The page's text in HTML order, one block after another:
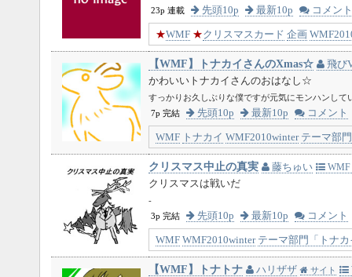
23p 連載
先頭10p 最新10p コメント
★WMF ★クリスマスカード 企画
【WMF】トナカイさんのXmas☆
飛び
かわいいトナカイさんのおはなし☆
すっかりお久しぶりな僕ですが元気にモンハンして
7p 完結
先頭10p 最新10p コメント
WMF トナカイ WMF2010winter テーマ部
クリスマス中止の真実 藤ちゅい
WMF
クリスマスは戦いだ
-
3p 完結
先頭10p 最新10p コメント
WMF WMF2010winter テーマ部門「トナカ
【WMF】トナトナ ハリザザ サイト